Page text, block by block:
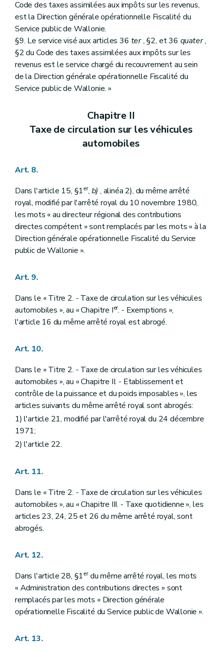
Code des taxes assimilées aux impôts sur les revenus,
est la Direction générale opérationnelle Fiscalité du
Service public de Wallonie.
§9. Le service visé aux articles 36 ter, §2, et 36 quater,
§2 du Code des taxes assimilées aux impôts sur les
revenus est le service chargé du recouvrement au sein
de la Direction générale opérationnelle Fiscalité du
Service public de Wallonie. »
Chapitre II
Taxe de circulation sur les véhicules
automobiles
Art. 8.
Dans l'article 15, §1er, b) , alinéa 2), du même arrêté
royal, modifié par l'arrêté royal du 10 novembre 1980,
les mots « au directeur régional des contributions
directes compétent » sont remplacés par les mots « à la
Direction générale opérationnelle Fiscalité du Service
public de Wallonie ».
Art. 9.
Dans le « Titre 2. - Taxe de circulation sur les véhicules
automobiles », au « Chapitre Ier. - Exemptions »,
l'article 16 du même arrêté royal est abrogé.
Art. 10.
Dans le « Titre 2. - Taxe de circulation sur les véhicules
automobiles », au « Chapitre II. - Etablissement et
contrôle de la puissance et du poids imposables », les
articles suivants du même arrêté royal sont abrogés:
1) l'article 21, modifié par l'arrêté royal du 24 décembre
1971;
2) l'article 22.
Art. 11.
Dans le « Titre 2. - Taxe de circulation sur les véhicules
automobiles », au « Chapitre III. - Taxe quotidienne », les
articles 23, 24, 25 et 26 du même arrêté royal, sont
abrogés.
Art. 12.
Dans l'article 28, §1erdu même arrêté royal, les mots
« Administration des contributions directes » sont
remplacés par les mots « Direction générale
opérationnelle Fiscalité du Service public de Wallonie ».
Art. 13.